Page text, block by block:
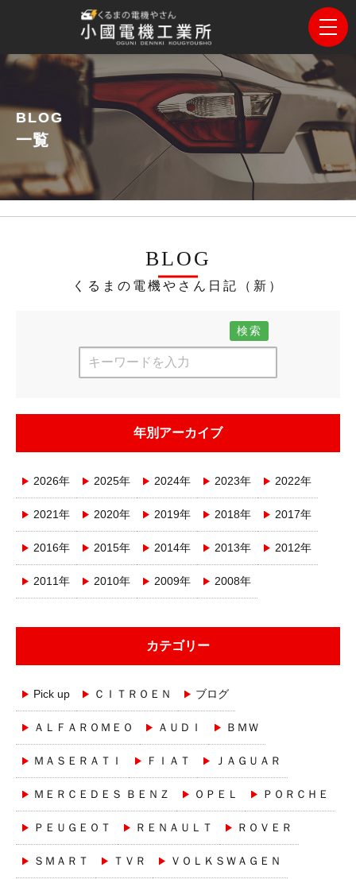
BLOG
一覧
BLOG
くるまの電機やさん日記（新）
検索
年別アーカイブ
2026年 2025年 2024年 2023年 2022年
2021年 2020年 2019年 2018年 2017年
2016年 2015年 2014年 2013年 2012年
2011年 2010年 2009年 2008年
カテゴリー
Pick up ＣＩＴＲＯＥＮ ブログ
ＡＬＦＡＲＯＭＥＯ ＡＵＤＩ ＢＭＷ
ＭＡＳＥＲＡＴＩ ＦＩＡＴ ＪＡＧＵＡＲ
ＭＥＲＣＥＤＥＳ ＢＥＮＺ ＯＰＥＬ ＰＯＲＣＨＥ
ＰＥＵＧＥＯＴ ＲＥＮＡＵＬＴ ＲＯＶＥＲ
ＳＭＡＲＴ ＴＶＲ ＶＯＬＫＳＷＡＧＥＮ